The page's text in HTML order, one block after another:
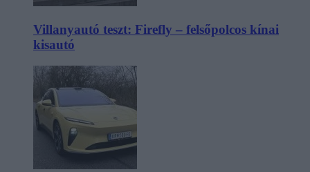
Villanyautó teszt: Firefly – felsőpolcos kínai
kisautó